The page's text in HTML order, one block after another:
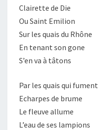
Clairette de Die
Ou Saint Emilion
Sur les quais du Rhône
En tenant son gone
S’en va à tâtons
Par les quais qui fument
Echarpes de brume
Le fleuve allume
L’eau de ses lampions